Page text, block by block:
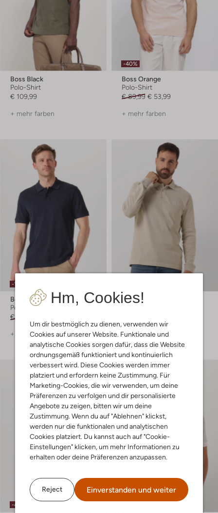
Hm, Cookies!
Um dir bestmöglich zu dienen, verwenden wir
Cookies auf unserer Website. Funktionale und
analytische Cookies sorgen dafür, dass die Website
ordnungsgemäß funktioniert und kontinuierlich
verbessert wird. Diese Cookies werden immer
platziert und erfordern keine Zustimmung. Für
Marketing-Cookies, die wir verwenden, um deine
Präferenzen zu verfolgen und dir personalisierte
Angebote zu zeigen, bitten wir um deine
Zustimmung. Wenn du auf "Ablehnen" klickst,
werden nur die funktionalen und analytischen
Cookies platziert. Du kannst auch auf "Cookie-
Einstellungen" klicken, um mehr Informationen zu
erhalten oder deine Präferenzen anzupassen.
Reject Einverstanden und weiter
Boss Black
Polo-Shirt
€ 109,99
+ mehr farben
-40%
Boss Orange
Polo-Shirt
€ 89,99 € 53,99
+ mehr farben
-10%
Boss Black
Polo-Shirt
€ 109,99
+ mehr farben
Boss Orange
+ mehr farben
-40%